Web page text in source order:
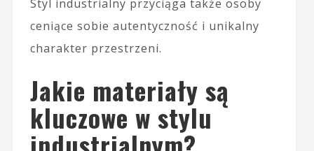
Styl industrialny przyciąga także osoby
ceniące sobie autentyczność i unikalny
charakter przestrzeni.
Jakie materiały są
kluczowe w stylu